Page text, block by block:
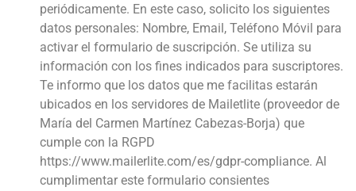
periódicamente. En este caso, solicito los siguientes
datos personales: Nombre, Email, Teléfono Móvil para
activar el formulario de suscripción. Se utiliza su
información con los fines indicados para suscriptores.
Te informo que los datos que me facilitas estarán
ubicados en los servidores de Mailetlite (proveedor de
María del Carmen Martínez Cabezas-Borja) que
cumple con la RGPD
https://www.mailerlite.com/es/gdpr-compliance. Al
cumplimentar este formulario consientes